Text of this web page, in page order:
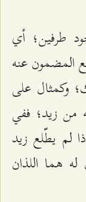
طرفين؛ أي
المضمون عنه
وكمثال على
من زيد؛ ففي
لم يطّلع زيد
هما اللذان